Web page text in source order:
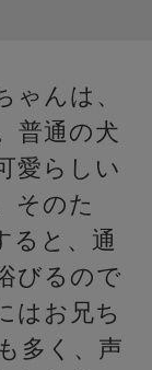
ゃんは、
普通の犬
愛らしい
そのた
ると、通
びるので
はお兄ち
多く、声